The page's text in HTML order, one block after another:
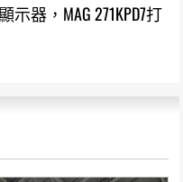
示器，MAG 271KPD7打